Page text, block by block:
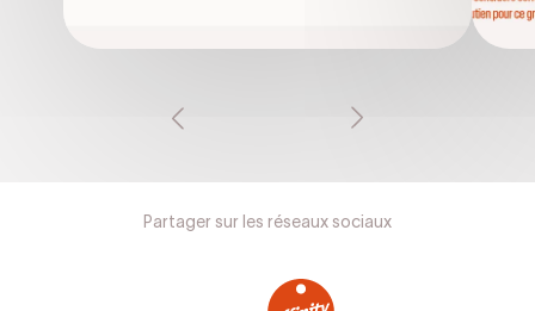
Partager sur les réseaux sociaux